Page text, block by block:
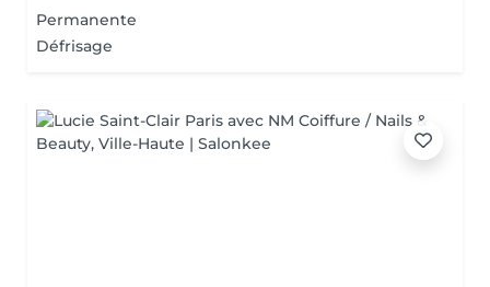
Permanente
Défrisage